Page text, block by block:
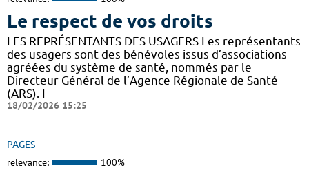
Le respect de vos droits
LES REPRÉSENTANTS DES USAGERS Les représentants
des usagers sont des bénévoles issus d’associations
agréées du système de santé, nommés par le
Directeur Général de l’Agence Régionale de Santé
(ARS). I
18/02/2026 15:25
PAGES
relevance: 100%